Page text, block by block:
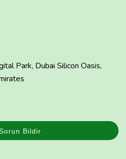
Park, Dubai Silicon Oasis,
Bildir